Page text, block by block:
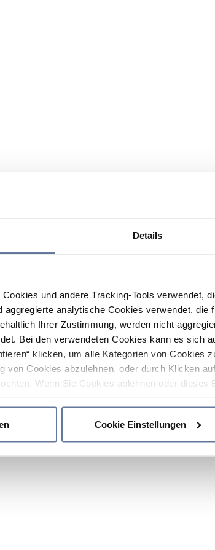
Details
und andere Tracking-Tools verwendet,
aggregierte analytische Cookies verwendet, die
Ihrer Zustimmung, werden nicht
Bei den verwendeten Cookies kann es sich
klicken, um alle Kategorien von Cookies
von Cookies abzulehnen, oder durch Klicken
Wenn Sie Cookies ablehnen oder dieses
Cookie Einstellungen